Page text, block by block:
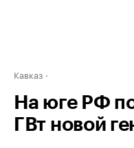
Кавказ
На юге РФ
ГВт новой